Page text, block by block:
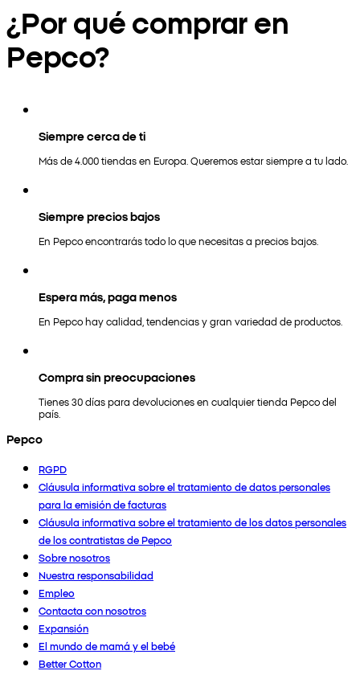
¿Por qué comprar en
Pepco?
Siempre cerca de ti
Más de 4.000 tiendas en Europa. Queremos estar siempre a tu lado.
Siempre precios bajos
En Pepco encontrarás todo lo que necesitas a precios bajos.
Espera más, paga menos
En Pepco hay calidad, tendencias y gran variedad de productos.
Compra sin preocupaciones
Tienes 30 días para devoluciones en cualquier tienda Pepco del
país.
Pepco
RGPD
Cláusula informativa sobre el tratamiento de datos personales
para la emisión de facturas
Cláusula informativa sobre el tratamiento de los datos personales
de los contratistas de Pepco
Sobre nosotros
Nuestra responsabilidad
Empleo
Contacta con nosotros
Expansión
El mundo de mamá y el bebé
Better Cotton